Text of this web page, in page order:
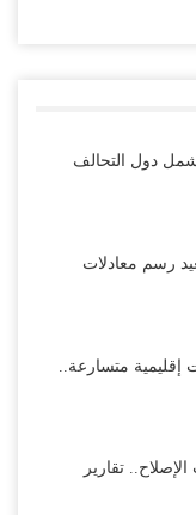
دول التحالف
رسم معادلات
متسارعة..
تقارير